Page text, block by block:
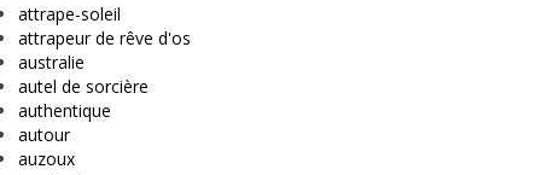
attrape-soleil
attrapeur de rêve d'os
australie
autel de sorcière
authentique
autour
auzoux